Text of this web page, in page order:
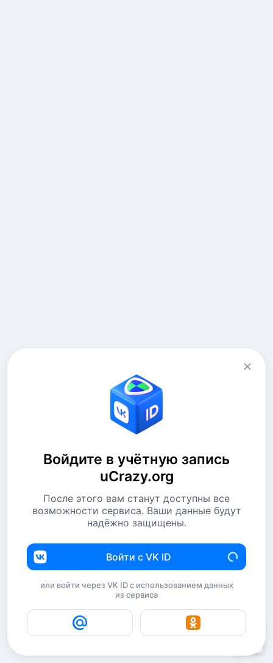
Войдите в учётную запись
uCrazy.org
После этого вам станут доступны все
возможности сервиса. Ваши данные будут
надёжно защищены.
Войти с VK ID
или войти через VK ID с использованием данных
из сервиса